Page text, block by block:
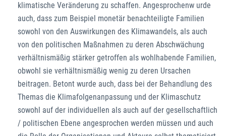
klimatische Veränderung zu schaffen. Angesprochenw urde
auch, dass zum Beispiel monetär benachteiligte Familien
sowohl von den Auswirkungen des Klimawandels, als auch
von den politischen Maßnahmen zu deren Abschwächung
verhältnismäßig stärker getroffen als wohlhabende Familien,
obwohl sie verhältnismäßig wenig zu deren Ursachen
beitragen. Betont wurde auch, dass bei der Behandlung des
Themas die Klimafolgenanpassung und der Klimaschutz
sowohl auf der individuellen als auch auf der gesellschaftlich
/ politischen Ebene angesprochen werden müssen und auch